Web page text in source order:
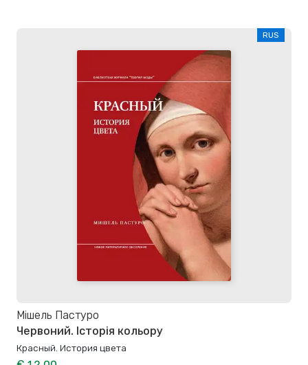
RUS
Мішель Пастуро
Червоний. Історія кольору
Красный. История цвета